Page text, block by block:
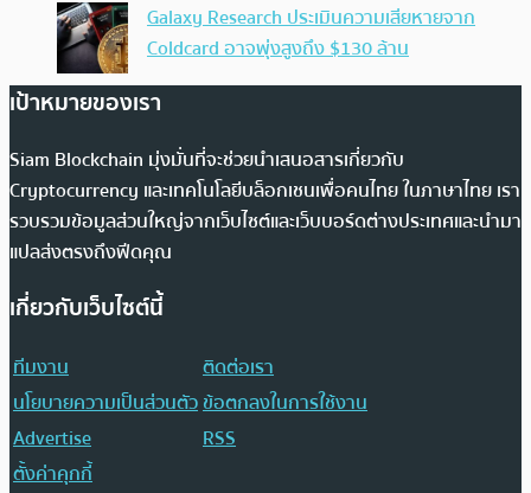
Galaxy Research ประเมินความเสียหายจาก
Coldcard อาจพุ่งสูงถึง $130 ล้าน
เป้าหมายของเรา
Siam Blockchain มุ่งมั่นที่จะช่วยนำเสนอสารเกี่ยวกับ
Cryptocurrency และเทคโนโลยีบล็อกเชนเพื่อคนไทย ในภาษาไทย เรา
รวบรวมข้อมูลส่วนใหญ่จากเว็บไซต์และเว็บบอร์ดต่างประเทศและนำมา
แปลส่งตรงถึงฟีดคุณ
เกี่ยวกับเว็บไซต์นี้
ทีมงาน
ติดต่อเรา
นโยบายความเป็นส่วนตัวข้อตกลงในการใช้งาน
Advertise
RSS
ตั้งค่าคุกกี้